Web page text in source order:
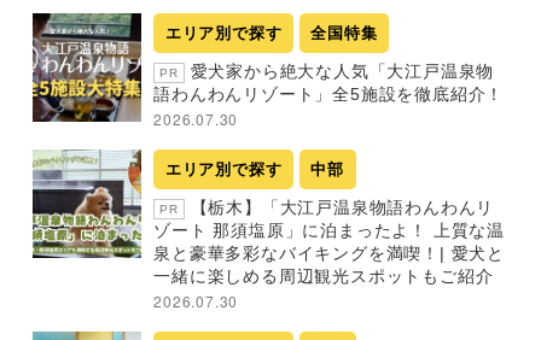
エリア別で探す 全国特集
PR
愛犬家から絶大な人気「大江戸温泉物
語わんわんリゾート」全5施設を徹底紹介！
2026.07.30
エリア別で探す 中部
PR
【栃木】「大江戸温泉物語わんわんリ
ゾート 那須塩原」に泊まったよ！ 上質な温
泉と豪華多彩なバイキングを満喫！| 愛犬と
一緒に楽しめる周辺観光スポットもご紹介
2026.07.30